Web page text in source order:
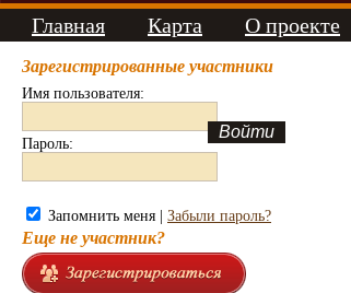
Главная Карта О проекте
Зарегистрированные участники
Имя пользователя:
Пароль:
Запомнить меня | Забыли пароль?
Еще не участник?